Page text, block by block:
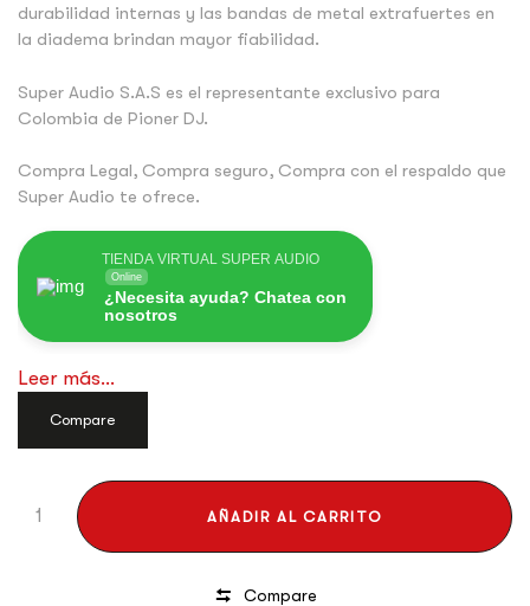
durabilidad internas y las bandas de metal extrafuertes en
la diadema brindan mayor fiabilidad.
Super Audio S.A.S es el representante exclusivo para
Colombia de Pioner DJ.
Compra Legal, Compra seguro, Compra con el respaldo que
Super Audio te ofrece.
TIENDA VIRTUAL SUPER AUDIO
Online
¿Necesita ayuda? Chatea con
nosotros
Leer más...
Compare
AÑADIR AL CARRITO
Compare